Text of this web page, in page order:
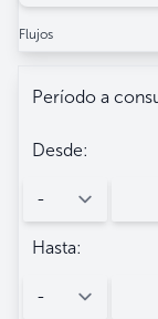
Flujos
Período a
Desde:
Hasta: